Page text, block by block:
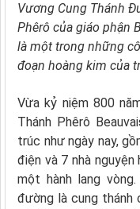
Vương Cung Thánh
Phêrô của giáo phận
là một trong những
đoạn hoàng kim của
Vừa kỷ niệm 800
Thánh Phêrô
trúc như ngày nay,
điện và 7 nhà
một hành lang
đường là cung thánh